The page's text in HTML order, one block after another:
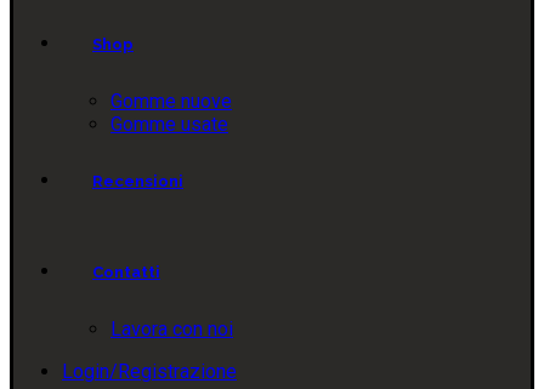
Shop
Gomme nuove
Gomme usate
Recensioni
Contatti
Lavora con noi
Login/Registrazione